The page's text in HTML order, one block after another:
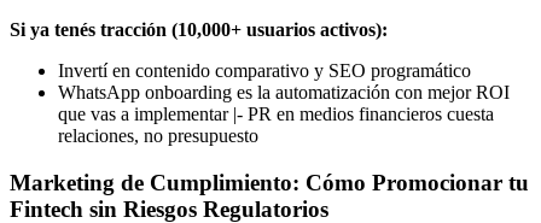
Si ya tenés tracción (10,000+ usuarios activos):
Invertí en contenido comparativo y SEO programático
WhatsApp onboarding es la automatización con mejor ROI
que vas a implementar |- PR en medios financieros cuesta
relaciones, no presupuesto
Marketing de Cumplimiento: Cómo Promocionar tu
Fintech sin Riesgos Regulatorios